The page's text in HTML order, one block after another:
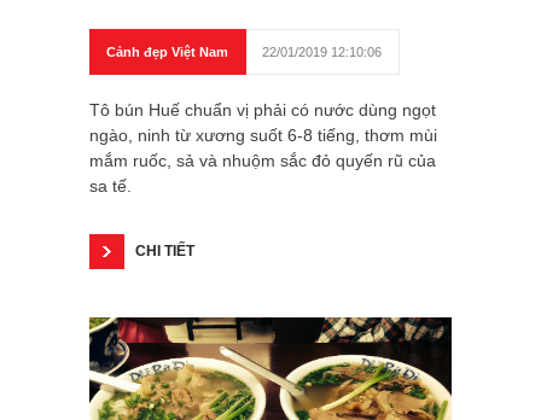
Cảnh đẹp Việt Nam 22/01/2019 12:10:06
Tô bún Huế chuẩn vị phải có nước dùng ngọt
ngào, ninh từ xương suốt 6-8 tiếng, thơm mùi
mắm ruốc, sả và nhuộm sắc đỏ quyến rũ của
sa tế.
CHI TIẾT